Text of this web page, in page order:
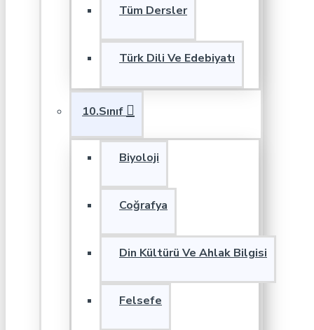
Tüm Dersler
Türk Dili Ve Edebiyatı
10.Sınıf
Biyoloji
Coğrafya
Din Kültürü Ve Ahlak Bilgisi
Felsefe